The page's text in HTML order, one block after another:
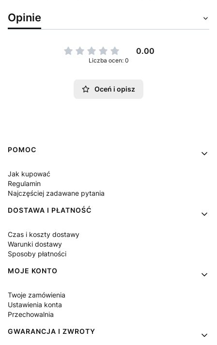
Opinie
0.00
Liczba ocen: 0
Oceń i opisz
Linki w stopce
POMOC
Jak kupować
Regulamin
Najczęściej zadawane pytania
DOSTAWA I PŁATNOŚĆ
Czas i koszty dostawy
Warunki dostawy
Sposoby płatności
MOJE KONTO
Twoje zamówienia
Ustawienia konta
Przechowalnia
GWARANCJA I ZWROTY